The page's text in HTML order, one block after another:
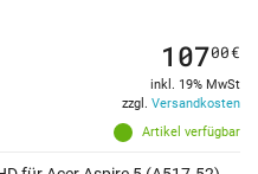
Artikel verfügbar
10700€
inkl. 19% MwSt
zzgl. Versandkosten